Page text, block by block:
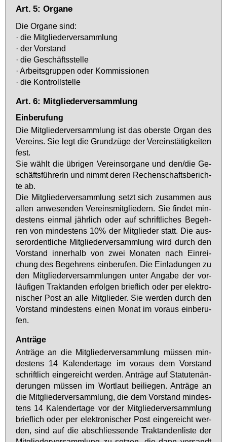
Art. 5: Organe
Die Or­ga­ne sind:
· die Mit­glie­der­ver­samm­lung
· der Vor­stand
· die Ge­schäfts­stel­le
· Ar­beits­grup­pen oder Kom­mis­sio­nen
· die Kon­troll­stel­le
Art. 6: Mitgliederversammlung
Einberufung
Die Mit­glie­der­ver­samm­lung ist das obers­te Or­gan des
Ver­eins. Sie legt die Grund­zü­ge der Ver­eins­tä­tig­kei­ten
fest.
Sie wählt die üb­ri­gen Ver­eins­or­ga­ne und den/die Ge­
schäfts­füh­re­rIn und nimmt de­ren Re­chen­schafts­be­rich­
te ab.
Die Mit­glie­der­ver­samm­lung setzt sich zu­sam­men aus
al­len an­we­sen­den Ver­eins­mit­glie­dern. Sie fin­det min­
des­tens ein­mal jähr­lich oder auf schrift­li­ches Be­geh­
ren von min­des­tens 10% der Mit­glie­der statt. Die aus­
ser­or­dent­li­che Mit­glie­der­ver­samm­lung wird durch den
Vor­stand in­ner­halb von zwei Mo­na­ten nach Ein­rei­
chung des Be­geh­rens ein­be­ru­fen. Die Ein­la­dun­gen zu
den Mit­glie­der­ver­samm­lun­gen un­ter An­ga­be der vor­
läu­fi­gen Trak­tan­den er­fol­gen brief­lich oder per elek­tro­
ni­scher Post an al­le Mit­glie­der. Sie wer­den durch den
Vor­stand min­des­tens ei­nen Mo­nat im vor­aus ein­be­ru­
fen.
Anträge
An­trä­ge an die Mit­glie­der­ver­samm­lung müs­sen min­
des­tens 14 Ka­len­der­ta­ge im vor­aus dem Vor­stand
schrift­lich ein­ge­reicht wer­den. An­trä­ge auf Sta­tu­ten­än­
de­run­gen müs­sen im Wort­laut bei­lie­gen. An­trä­ge an
die Mit­glie­der­ver­samm­lung, die dem Vor­stand min­des­
tens 14 Ka­len­der­ta­ge vor der Mit­glie­der­ver­samm­lung
brief­lich oder per elek­tro­ni­scher Post ein­ge­reicht wer­
den, sind auf die ab­schlies­sen­de Trak­tan­den­lis­te der